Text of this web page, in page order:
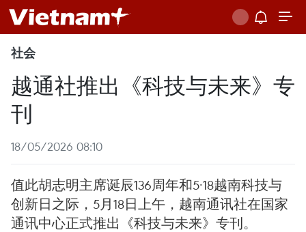
社会
越通社推出《科技与未来》专
刊
18/05/2026 08:10
值此胡志明主席诞辰136周年和5·18越南科技与
创新日之际，5月18日上午，越南通讯社在国家
通讯中心正式推出《科技与未来》专刊。